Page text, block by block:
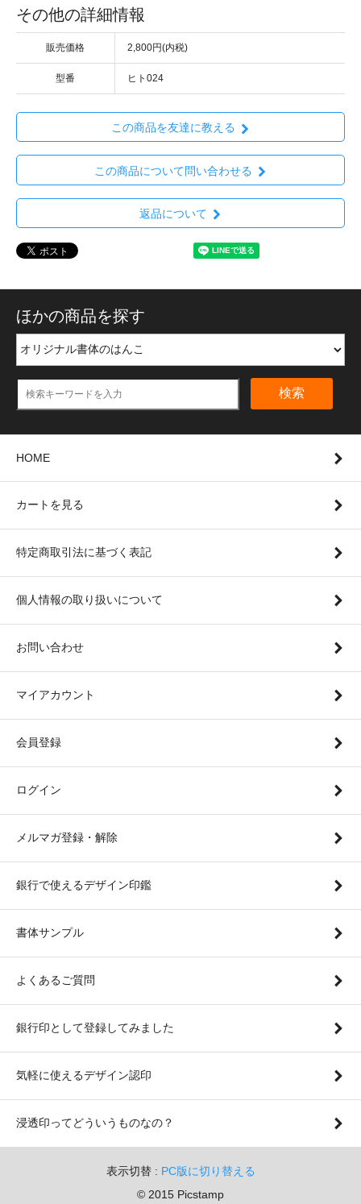
その他の詳細情報
販売価格 2,800円(内税)
型番 ヒト024
この商品を友達に教える
この商品について問い合わせる
返品について
ほかの商品を探す
検索
HOME
カートを見る
特定商取引法に基づく表記
個人情報の取り扱いについて
お問い合わせ
マイアカウント
会員登録
ログイン
メルマガ登録・解除
銀行で使えるデザイン印鑑
書体サンプル
よくあるご質問
銀行印として登録してみました
気軽に使えるデザイン認印
浸透印ってどういうものなの？
表示切替 : PC版に切り替える
© 2015 Picstamp